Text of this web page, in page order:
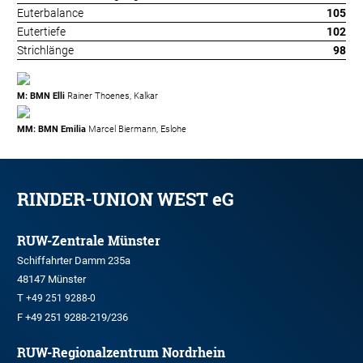
Euterbalance
105
Eutertiefe
102
Strichlänge
98
M: BMN Elli Rainer Thoenes, Kalkar
MM: BMN Emilia Marcel Biermann, Eslohe
RINDER-UNION WEST eG
RUW-Zentrale Münster
Schiffahrter Damm 235a
48147 Münster
T +49 251 9288-0
F +49 251 9288-219/236
RUW-Regionalzentrum Nordrhein